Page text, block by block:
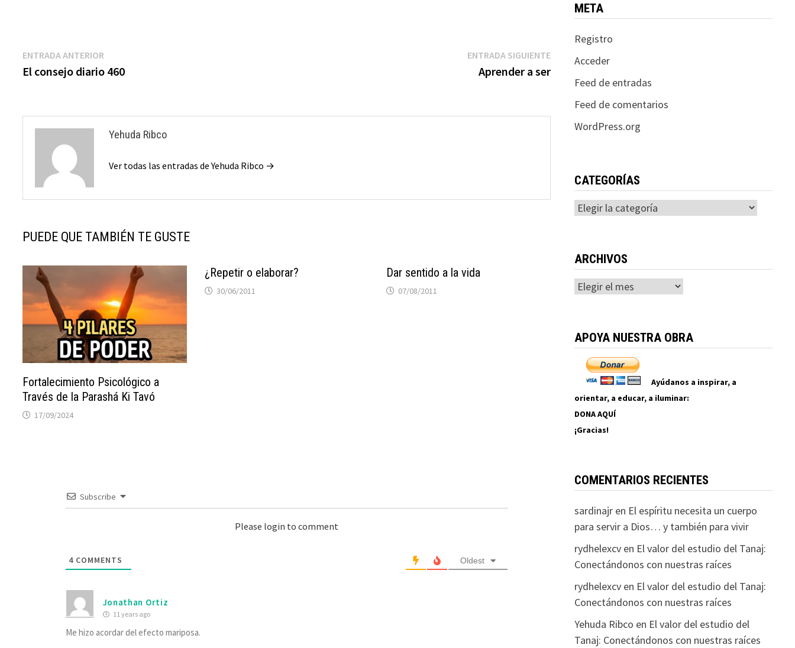
Navegación
de
ENTRADA ANTERIOR
anterior:
El consejo diario 460
ENTRADA SIGUIENTEEntrada
siguiente:
Aprender a ser
Yehuda Ribco
Ver todas las entradas de Yehuda Ribco →
PUEDE QUE TAMBIÉN TE GUSTE
Fortalecimiento Psicológico a
Través de la Parashá Ki Tavó
17/09/2024
¿Repetir o elaborar?
30/06/2011
Dar sentido a la vida
07/08/2011
Subscribe
Please login to comment
4COMMENTS Oldest
Jonathan Ortiz
11 years ago
Me hizo acordar del efecto mariposa.
META
Registro
Acceder
Feed de entradas
Feed de comentarios
WordPress.org
CATEGORÍAS
Categorías
ARCHIVOS
Archivos
APOYA NUESTRA OBRA
Ayúdanos a inspirar, a
orientar, a educar, a iluminar:
DONA AQUÍ
¡Gracias!
COMENTARIOS RECIENTES
sardinajren El espíritu necesita un cuerpo
para servir a Dios… y también para vivir
rydhelexcven El valor del estudio del Tanaj:
Conectándonos con nuestras raíces
rydhelexcven El valor del estudio del Tanaj:
Conectándonos con nuestras raíces
Yehuda Ribco en El valor del estudio del
Tanaj: Conectándonos con nuestras raíces